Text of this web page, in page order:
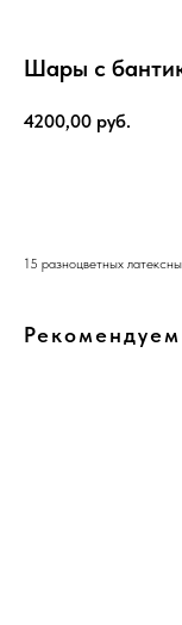
Шары с
4200,00 руб.
15 разноцветных